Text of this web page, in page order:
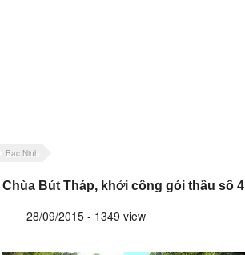
Bac Ninh
Chùa Bút Tháp, khởi công gói thầu số 4
28/09/2015 - 1349 view